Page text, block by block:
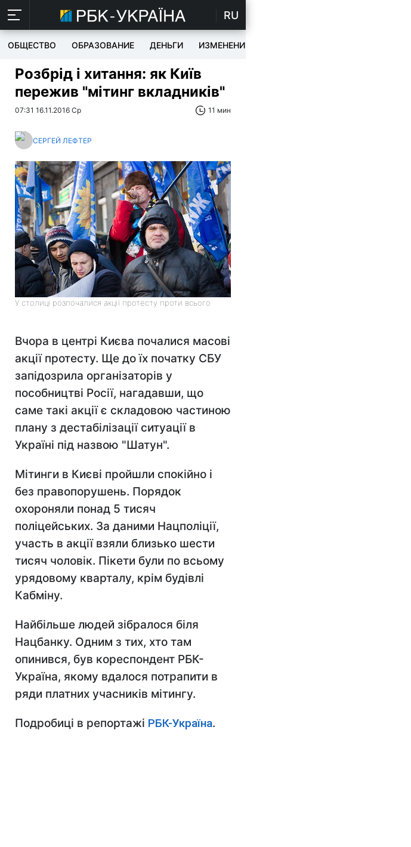
RU
ОБЩЕСТВО ОБРАЗОВАНИЕ ДЕНЬГИ ИЗМЕНЕНИЯ
Розбрід і хитання: як Київ
пережив "мітинг вкладників"
07:31 16.11.2016 Ср 11 мин
СЕРГЕЙ ЛЕФТЕР
У столиці розпочалися акції протесту проти всього
Вчора в центрі Києва почалися масові
акції протесту. Ще до їх початку СБУ
запідозрила організаторів у
пособництві Росії, нагадавши, що
саме такі акції є складовою частиною
плану з дестабілізації ситуації в
Україні під назвою "Шатун".
Мітинги в Києві пройшли спокійно і
без правопорушень. Порядок
охороняли понад 5 тисяч
поліцейських. За даними Нацполіції,
участь в акції взяли близько шести
тисяч чоловік. Пікети були по всьому
урядовому кварталу, крім будівлі
Кабміну.
Найбільше людей зібралося біля
Нацбанку. Одним з тих, хто там
опинився, був кореспондент РБК-
Україна, якому вдалося потрапити в
ряди платних учасників мітингу.
Подробиці в репортажі РБК-Україна.